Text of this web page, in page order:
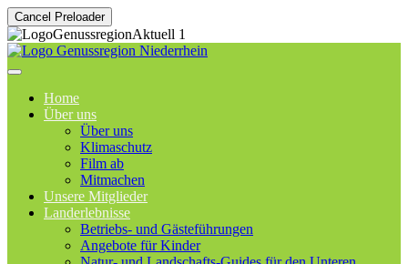
Cancel Preloader
Home
Über uns
Über uns
Klimaschutz
Film ab
Mitmachen
Unsere Mitglieder
Landerlebnisse
Betriebs- und Gästeführungen
Angebote für Kinder